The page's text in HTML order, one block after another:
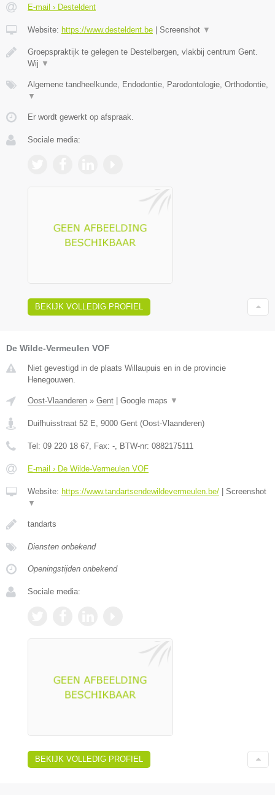
E-mail › Desteldent
Website: https://www.desteldent.be Screenshot ▼
Groepspraktijk te gelegen te Destelbergen, vlakbij centrum Gent.
Wij ▼
Algemene tandheelkunde, Endodontie, Parodontologie, Orthodontie,
▼
Er wordt gewerkt op afspraak.
Sociale media:
BEKIJK VOLLEDIG PROFIEL
De Wilde-Vermeulen VOF
Niet gevestigd in de plaats Willaupuis en in de provincie
Henegouwen.
Oost-Vlaanderen » Gent Google maps ▼
Duifhuisstraat 52 E, 9000 Gent (Oost-Vlaanderen)
Tel: 09 220 18 67, Fax: -, BTW-nr: 0882175111
E-mail › De Wilde-Vermeulen VOF
Website: https://www.tandartsendewildevermeulen.be/
Screenshot
▼
tandarts
Diensten onbekend
Openingstijden onbekend
Sociale media:
BEKIJK VOLLEDIG PROFIEL